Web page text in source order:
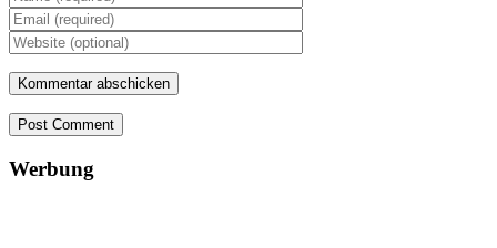
Post Comment
Werbung